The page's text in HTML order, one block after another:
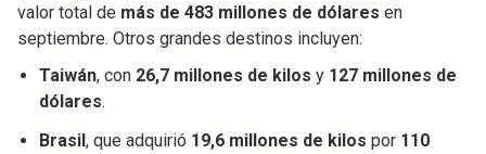
valor total de más de 483 millones de dólares en
septiembre. Otros grandes destinos incluyen:
Taiwán, con 26,7 millones de kilos y 127 millones de
dólares.
Brasil, que adquirió 19,6 millones de kilos por 110